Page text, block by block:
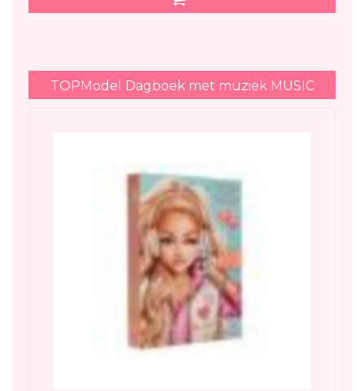
TOPModel Dagboek met muziek MUSIC